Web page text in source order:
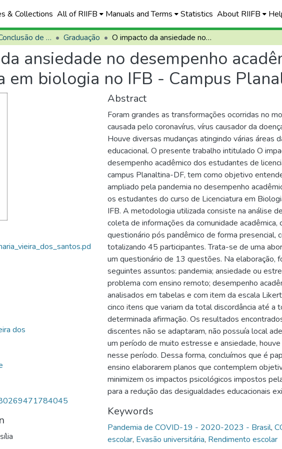
& Collections All of RIIFB Manuals and Terms Statistics About RIIFB
Trabalhos de Conclusão de Curso (TCCs) Graduação O impacto da ansiedade no desempenho acadêmico dos estudantes de licenciatura em biologia no IFB - Campus Planaltina durante a pandemia
ansiedade no desempenho
em biologia no IFB - Campus
dos
Abstract
Foram grandes as transformações ocorridas no
causada pelo coronavírus, vírus causador da
Houve diversas mudanças atingindo várias áreas
educacional. O presente trabalho intitulado O
desempenho acadêmico dos estudantes de
campus Planaltina-DF, tem como objetivo
ampliado pela pandemia no desempenho
os estudantes do curso de Licenciatura em
IFB. A metodologia utilizada consiste na análise
coleta de informações da comunidade acadêmica,
questionário pós pandêmico de forma presencial,
totalizando 45 participantes. Trata-se de uma
um questionário de 13 questões. Na elaboração,
seguintes assuntos: pandemia; ansiedade ou
problema com ensino remoto; desempenho
analisados em tabelas e com item da escala
cinco itens que variam da total discordância até a
determinada afirmação. Os resultados
discentes não se adaptaram, não possuía local
um período de muito estresse e ansiedade,
nesse período. Dessa forma, concluímos que é
ensino elaborarem planos que contemplem
minimizem os impactos psicológicos impostos
para a redução das desigualdades educacionais
Keywords
Pandemia de COVID-19 - 2020-2023 - Brasil,
escolar, Evasão universitária, Rendimento escolar